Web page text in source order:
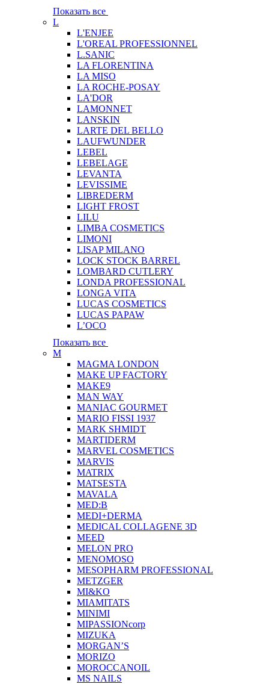
Показать все
L
L'ENJEE
L'OREAL PROFESSIONNEL
L.SANIC
LA FLORENTINA
LA MISO
LA ROCHE-POSAY
LA'DOR
LAMONNET
LANSKIN
LARTE DEL BELLO
LAUFWUNDER
LEBEL
LEBELAGE
LEVANTA
LEVISSIME
LIBREDERM
LIGHT FROST
LILU
LIMBA COSMETICS
LIMONI
LISAP MILANO
LOCK STOCK BARREL
LOMBARD CUTLERY
LONDA PROFESSIONAL
LONGA VITA
LUCAS COSMETICS
LUCAS PAPAW
L’OCO
Показать все
M
MAGMA LONDON
MAKE UP FACTORY
MAKE9
MAN WAY
MANIAC GOURMET
MARIO FISSI 1937
MARK SHMIDT
MARTIDERM
MARVEL COSMETICS
MARVIS
MATRIX
MATSESTA
MAVALA
MED:B
MEDI+DERMA
MEDICAL COLLAGENE 3D
MEED
MELON PRO
MENOMOSO
MESOPHARM PROFESSIONAL
METZGER
MI&KO
MIAMITATS
MINIMI
MIPASSIONcorp
MIZUKA
MORGAN’S
MORIZO
MOROCCANOIL
MS NAILS